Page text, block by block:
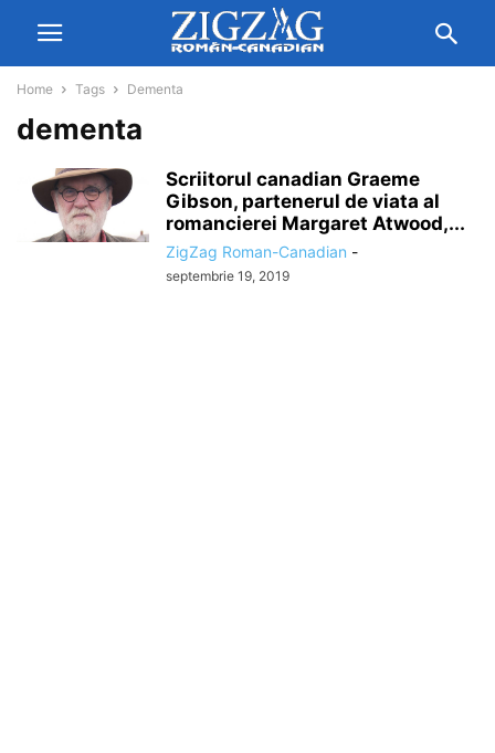
Home Tags Dementa
dementa
Scriitorul canadian Graeme
Gibson, partenerul de viata al
romancierei Margaret Atwood,...
ZigZag Roman-Canadian -
septembrie 19, 2019